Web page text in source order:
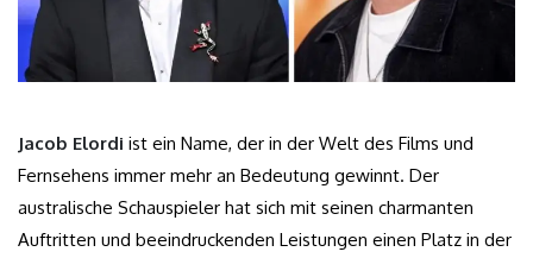
Jacob Elordi ist ein Name, der in der Welt des Films und
Fernsehens immer mehr an Bedeutung gewinnt. Der
australische Schauspieler hat sich mit seinen charmanten
Auftritten und beeindruckenden Leistungen einen Platz in der